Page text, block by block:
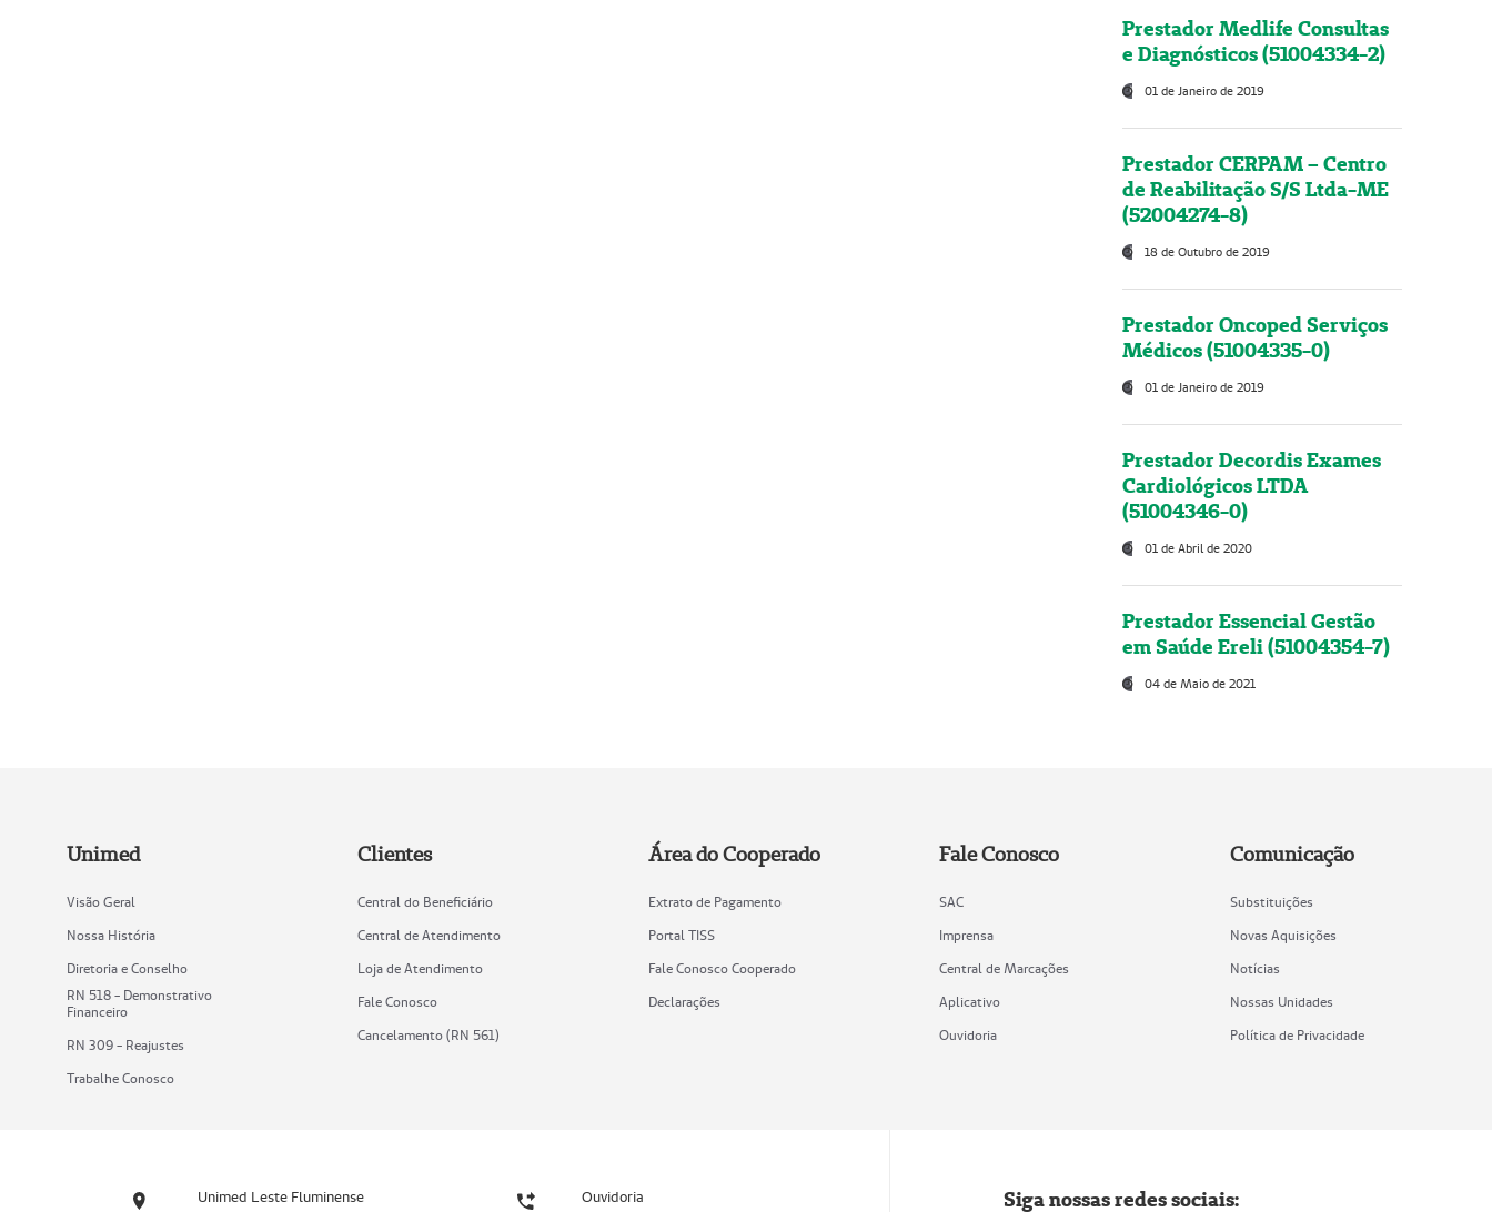
Prestador Medlife Consultas
e Diagnósticos (51004334-2)
01 de Janeiro de 2019
Prestador CERPAM – Centro
de Reabilitação S/S Ltda-ME
(52004274-8)
18 de Outubro de 2019
Prestador Oncoped Serviços
Médicos (51004335-0)
01 de Janeiro de 2019
Prestador Decordis Exames
Cardiológicos LTDA
(51004346-0)
01 de Abril de 2020
Prestador Essencial Gestão
em Saúde Ereli (51004354-7)
04 de Maio de 2021
Unimed
Visão Geral
Nossa História
Diretoria e Conselho
RN 518 - Demonstrativo
Financeiro
RN 309 - Reajustes
Trabalhe Conosco
Clientes
Central do Beneficiário
Central de Atendimento
Loja de Atendimento
Fale Conosco
Cancelamento (RN 561)
Área do Cooperado
Extrato de Pagamento
Portal TISS
Fale Conosco Cooperado
Declarações
Fale Conosco
SAC
Imprensa
Central de Marcações
Aplicativo
Ouvidoria
Comunicação
Substituições
Novas Aquisições
Notícias
Nossas Unidades
Política de Privacidade
Unimed Leste Fluminense Ouvidoria Siga nossas redes sociais: